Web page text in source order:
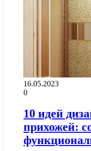
16.05.2023
0
10 идей
прихожей: